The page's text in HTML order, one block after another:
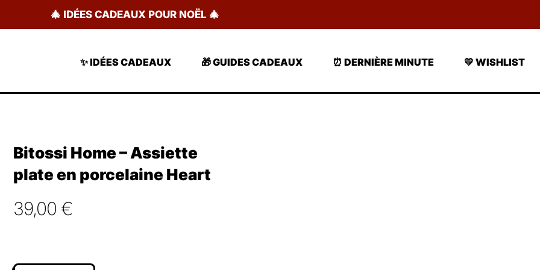
🎄 IDÉES CADEAUX POUR NOËL 🎄
✨ IDÉES CADEAUX 🎁 GUIDES CADEAUX ⏰ DERNIÈRE MINUTE 💛 WISHLIST
Bitossi Home – Assiette
plate en porcelaine Heart
39,00 €